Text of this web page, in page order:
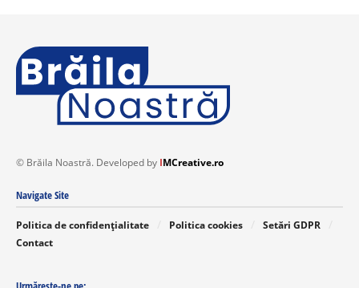
© Brăila Noastră. Developed by IMCreative.ro
Navigate Site
Politica de confidențialitate Politica cookies
Setări GDPR
Contact